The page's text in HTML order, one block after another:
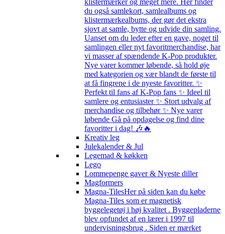
du også samlekort, samlealbums og
klistermærkealbums, der gør det ekstra
sjovt at samle, bytte og udvide din samling.
Uanset om du leder efter en gave, noget til
samlingen eller nyt favoritmerchandise, har
vi masser af spændende K-Pop produkter.
Nye varer kommer løbende, så hold øje
med kategorien og vær blandt de første til
at få fingrene i de nyeste favoritter. ✨
Perfekt til fans af K-Pop fans ✨ Ideel til
samlere og entusiaster ✨ Stort udvalg af
merchandise og tilbehør ✨ Nye varer
løbende Gå på opdagelse og find dine
favoritter i dag! 🎶🔥
Kreativ leg
Julekalender & Jul
Legemad & køkken
Lego
Lommepenge gaver & Nyeste diller
Magformers
Magna-TilesHer på siden kan du købe
Magna-Tiles som er magnetisk
byggelegetøj i høj kvalitet . Byggepladerne
blev opfundet af en lærer i 1997 til
undervisningsbrug . Siden er mærket